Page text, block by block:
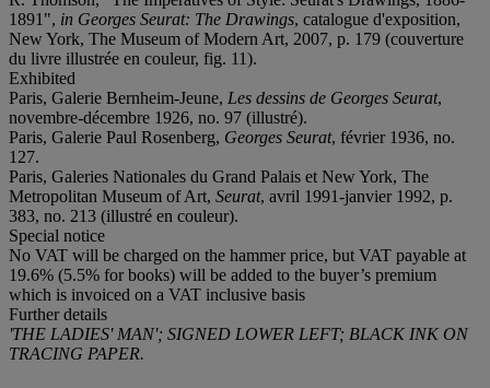
1891", in Georges Seurat: The Drawings, catalogue d'exposition,
New York, The Museum of Modern Art, 2007, p. 179 (couverture
du livre illustrée en couleur, fig. 11).
Exhibited
Paris, Galerie Bernheim-Jeune, Les dessins de Georges Seurat,
novembre-décembre 1926, no. 97 (illustré).
Paris, Galerie Paul Rosenberg, Georges Seurat, février 1936, no.
127.
Paris, Galeries Nationales du Grand Palais et New York, The
Metropolitan Museum of Art, Seurat, avril 1991-janvier 1992, p.
383, no. 213 (illustré en couleur).
Special notice
No VAT will be charged on the hammer price, but VAT payable at
19.6% (5.5% for books) will be added to the buyer’s premium
which is invoiced on a VAT inclusive basis
Further details
'THE LADIES' MAN'; SIGNED LOWER LEFT; BLACK INK ON
TRACING PAPER.